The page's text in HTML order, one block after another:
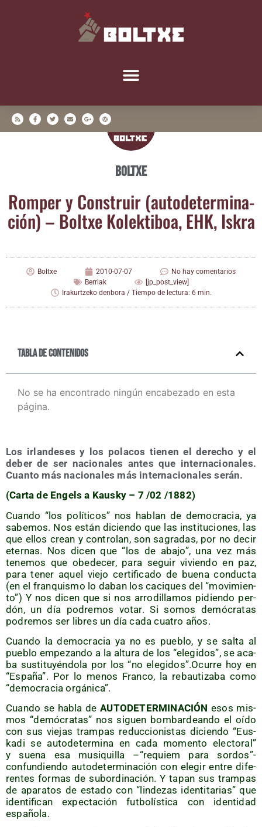
Boltxe
Rom­per y Cons­truir (auto­de­ter­mi­na­
ción) – Boltxe Kolek­ti­boa, EHK, Iskra
Boltxe 2010-07-07
No hay comentarios
Berriak
[jp_post_view]
Irakurtzeko denbora / Tiempo de lectura: 6 min.
Tabla de contenidos
No se ha encontrado ningún encabezado en esta
página.
Los irlan­de­ses y los pola­cos tie­nen el dere­cho y el
deber de ser nacio­na­les antes que inter­na­cio­na­les.
Cuan­to más nacio­na­les más inter­na­cio­na­les serán.
(Car­ta de Engels a Kausky – 7 /​02 /​1882)
Cuan­do “los polí­ti­cos” nos hablan de demo­cra­cia, ya
sabe­mos. Nos están dicien­do que las ins­ti­tu­cio­nes, las
que ellos crean y con­tro­lan, son sagra­das, por no decir
eter­nas. Nos dicen que “los de aba­jo”, una vez más
tene­mos que obe­de­cer, para seguir vivien­do en paz,
para tener aquel vie­jo cer­ti­fi­ca­do de bue­na con­duc­ta
(en el fran­quis­mo lo daban los caci­ques del “movi­mien­
to”) Y nos dicen que si nos arro­di­lla­mos pidien­do per­
dón, un día podre­mos votar. Si somos demó­cra­tas
podre­mos ser libres un día cada cua­tro años.
Cuan­do la demo­cra­cia ya no es pue­blo, y se sal­ta al
pue­blo empe­zan­do a la altu­ra de los “ele­gi­dos”, se aca­
ba sus­ti­tu­yén­do­la por los “no elegidos”.Ocurre hoy en
“Espa­ña”. Por lo menos Fran­co, la rebau­ti­za­ba como
“demo­cra­cia orgánica”.
Cuan­do se habla deAUTODETERMINACIÓN esos mis­
mos “demó­cra­tas” nos siguen bom­bar­dean­do el oído
con sus vie­jas tram­pas reduc­cio­nis­tas dicien­do “Eus­
ka­di se auto­de­ter­mi­na en cada momen­to elec­to­ral”
y sue­na esa musi­qui­lla –“requiem para sordos”-
confundiendo auto­de­ter­mi­na­ción con ele­gir entre dife­
ren­tes for­mas de subor­di­na­ción. Y tapan sus tram­pas
de apa­ra­tos de esta­do con “lin­de­zas iden­ti­ta­rias” que
iden­ti­fi­can expec­ta­ción fut­bo­lís­ti­ca con iden­ti­dad
española.